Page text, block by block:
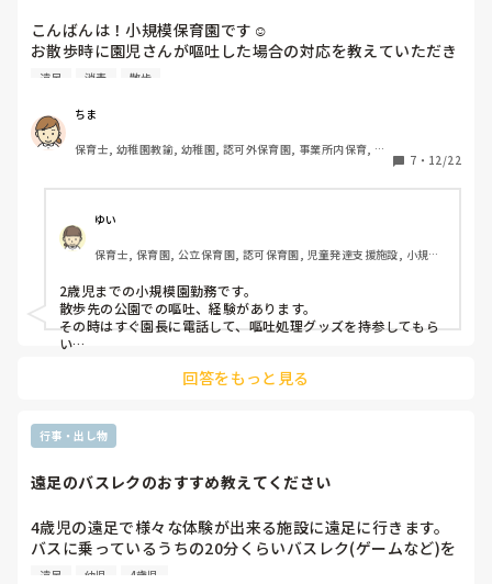
こんばんは！小規模保育園です☺️
お散歩時に園児さんが嘔吐した場合の対応を教えていただき
たいです！また、お散歩リュックにお散歩時用の嘔吐処理セ
イズで何を持っているか教えていただけると嬉しいです✨️よ
ろしくお願いいたします😊
遠足 消毒 散歩
ちま
保育士, 幼稚園教諭, 幼稚園, 認可外保育園, 事業所内保育, 託
7 ・ 12/22
ゆい
保育士, 保育園, 公立保育園, 認可保育園, 児童発達支援施設, 小規模
2歳児までの小規模園勤務です。
散歩先の公園での嘔吐、経験があります。
その時はすぐ園長に電話して、嘔吐処理グッズを持参してもら
い
雑巾、新聞紙、ウェットティッシュ、ビニール袋を常備するよ
うにしています。
回答をもっと見る
行事・出し物
遠足のバスレクのおすすめ教えてください
4歳児の遠足で様々な体験が出来る施設に遠足に行きます。
バスに乗っているうちの20分くらいバスレク(ゲームなど)を
するのですが、オススメのゲームや遊びなどがあれば教えて
遠足 幼児 4歳児